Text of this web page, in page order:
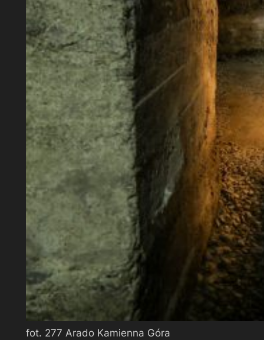
fot. 277 Arado Kamienna Góra